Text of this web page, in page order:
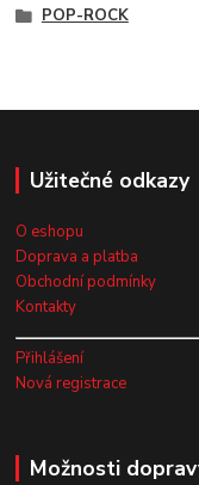
POP-ROCK
Užitečné odkazy
O eshopu
Doprava a platba
Obchodní podmínky
Kontakty
Přihlášení
Nová registrace
Možnosti